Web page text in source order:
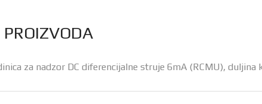
PROIZVODA
za nadzor DC diferencijalne struje 6mA (RCMU),